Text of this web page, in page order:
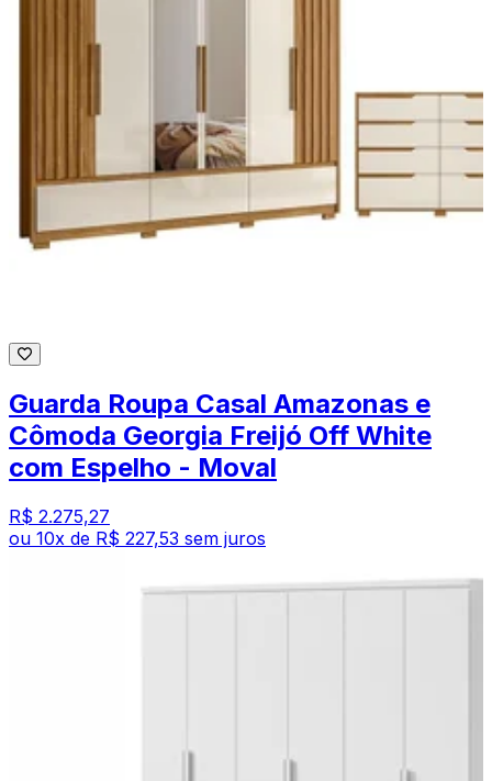
Guarda Roupa Casal Amazonas e
Cômoda Georgia Freijó Off White
com Espelho - Moval
R$ 2.275,27
ou 10x de R$ 227,53 sem juros